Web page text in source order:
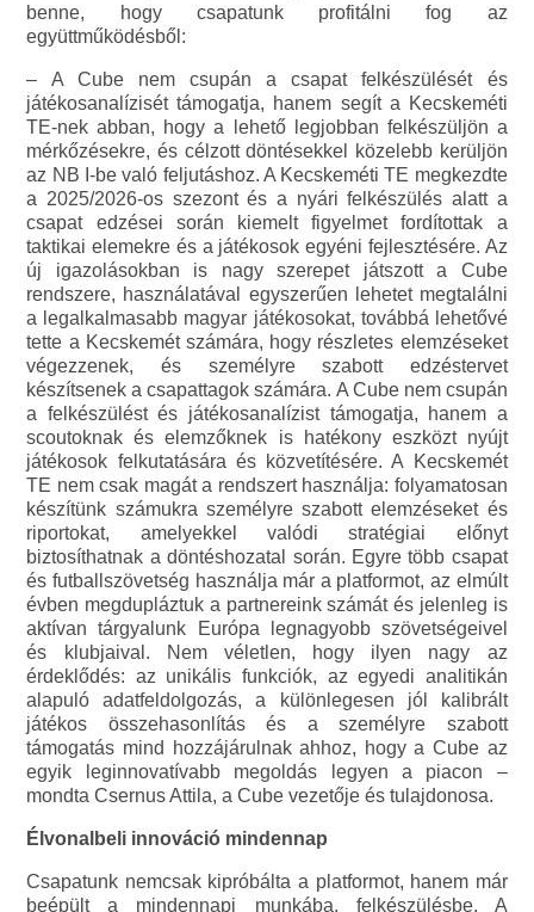
benne, hogy csapatunk profitálni fog az
együttműködésből:
– A Cube nem csupán a csapat felkészülését és
játékosanalízisét támogatja, hanem segít a Kecskeméti
TE-nek abban, hogy a lehető legjobban felkészüljön a
mérkőzésekre, és célzott döntésekkel közelebb kerüljön
az NB I-be való feljutáshoz. A Kecskeméti TE megkezdte
a 2025/2026-os szezont és a nyári felkészülés alatt a
csapat edzései során kiemelt figyelmet fordítottak a
taktikai elemekre és a játékosok egyéni fejlesztésére. Az
új igazolásokban is nagy szerepet játszott a Cube
rendszere, használatával egyszerűen lehetet megtalálni
a legalkalmasabb magyar játékosokat, továbbá lehetővé
tette a Kecskemét számára, hogy részletes elemzéseket
végezzenek, és személyre szabott edzéstervet
készítsenek a csapattagok számára. A Cube nem csupán
a felkészülést és játékosanalízist támogatja, hanem a
scoutoknak és elemzőknek is hatékony eszközt nyújt
játékosok felkutatására és közvetítésére. A Kecskemét
TE nem csak magát a rendszert használja: folyamatosan
készítünk számukra személyre szabott elemzéseket és
riportokat, amelyekkel valódi stratégiai előnyt
biztosíthatnak a döntéshozatal során. Egyre több csapat
és futballszövetség használja már a platformot, az elmúlt
évben megdupláztuk a partnereink számát és jelenleg is
aktívan tárgyalunk Európa legnagyobb szövetségeivel
és klubjaival. Nem véletlen, hogy ilyen nagy az
érdeklődés: az unikális funkciók, az egyedi analitikán
alapuló adatfeldolgozás, a különlegesen jól kalibrált
játékos összehasonlítás és a személyre szabott
támogatás mind hozzájárulnak ahhoz, hogy a Cube az
egyik leginnovatívabb megoldás legyen a piacon –
mondta Csernus Attila, a Cube vezetője és tulajdonosa.
Élvonalbeli innováció mindennap
Csapatunk nemcsak kipróbálta a platformot, hanem már
beépült a mindennapi munkába, felkészülésbe. A